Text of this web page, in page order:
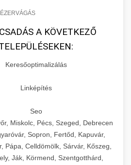
A KÖVETKEZŐ
Keresőoptimalizálás
Linképítés
Seo
Miskolc, Pécs, Szeged, Debrecen
Sopron, Fertőd, Kapuvár,
Pápa, Celldömölk, Sárvár, Kőszeg,
Ják, Körmend, Szentgotthárd,